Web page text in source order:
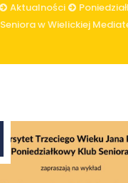
Aktualności
Seniora w Wielickiej